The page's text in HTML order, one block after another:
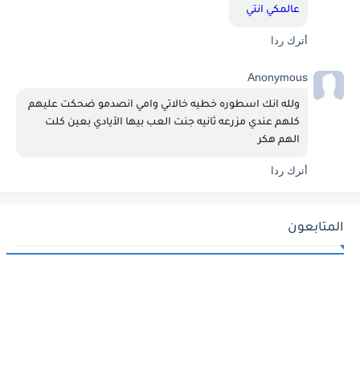
عالمكي انتي
أترك ردا
Anonymous
الهم هكر
أترك ردا
المتابعون